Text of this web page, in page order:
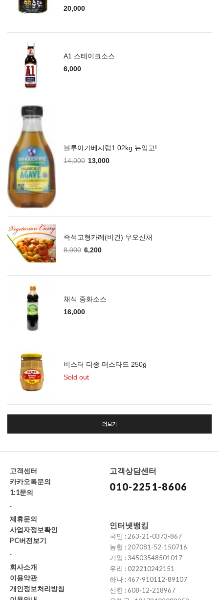
20,000
A1 스테이크소스
6,000
블루아가베시럽1.02kg 뉴입고!
14,000 13,000
즉석고형카레(비건) 무오신채
8,000 6,200
채식 중화소스
16,000
비스터 디종 머스타드 250g
Sold out
더보기
고객센터
카카오톡문의
1:1문의
-
제휴문의
사업자정보확인
PC버전보기
-
회사소개
이용약관
개인정보처리방침
고객상담센터
010-2251-8606
인터넷뱅킹
국민 : 263-21-0373-867
농협 : 207081-52-150716
기업 : 34503548501017
우리 : 022210242151
하나 : 467-910112-89107
신한 : 608-12-218967